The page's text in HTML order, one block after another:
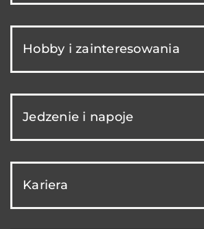
Hobby i zainteresowania
Jedzenie i napoje
Kariera